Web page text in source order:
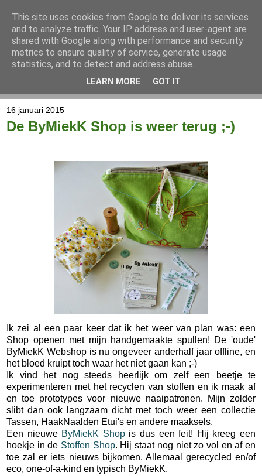
16 januari 2015
De ByMiekK Shop is weer terug ;-)
Ik zei al een paar keer dat ik het weer van plan was: een
Shop openen met mijn handgemaakte spullen! De 'oude'
ByMiekK Webshop is nu ongeveer anderhalf jaar offline, en
het bloed kruipt toch waar het niet gaan kan ;-)
Ik vind het nog steeds heerlijk om zelf een beetje te
experimenteren met het recyclen van stoffen en ik maak af
en toe prototypes voor nieuwe naaipatronen. Mijn zolder
slibt dan ook langzaam dicht met toch weer een collectie
Tassen, HaakNaalden Etui's en andere maaksels.
Een nieuwe ByMiekK Shopis dus een feit! Hij kreeg een
hoekje in de Stoffen Shop. Hij staat nog niet zo vol en af en
toe zal er iets nieuws bijkomen. Allemaal gerecycled en/of
eco, one-of-a-kind en typisch ByMiekK.
This site uses cookies from Google to deliver its services
and to analyze traffic. Your IP address and user-agent are
shared with Google along with performance and security
metrics to ensure quality of service, generate usage
statistics, and to detect and address abuse.
LEARN MORE GOT IT